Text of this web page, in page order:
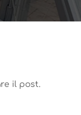
il post.